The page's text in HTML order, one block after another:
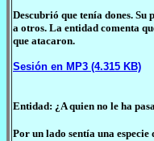
Descubrió que tenía dones.
a otros. La entidad comenta
que atacaron.
Sesión en MP3 (4.315 KB)
Entidad: ¿A quien no le ha
Por un lado sentía una